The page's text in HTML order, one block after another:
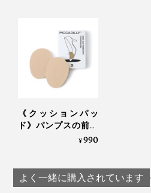
《クッションパッ
ド》パンプスの前す
べりを防ぎ、サイズ
ッド」｜Piccadilly
¥990
よく一緒に購入されています